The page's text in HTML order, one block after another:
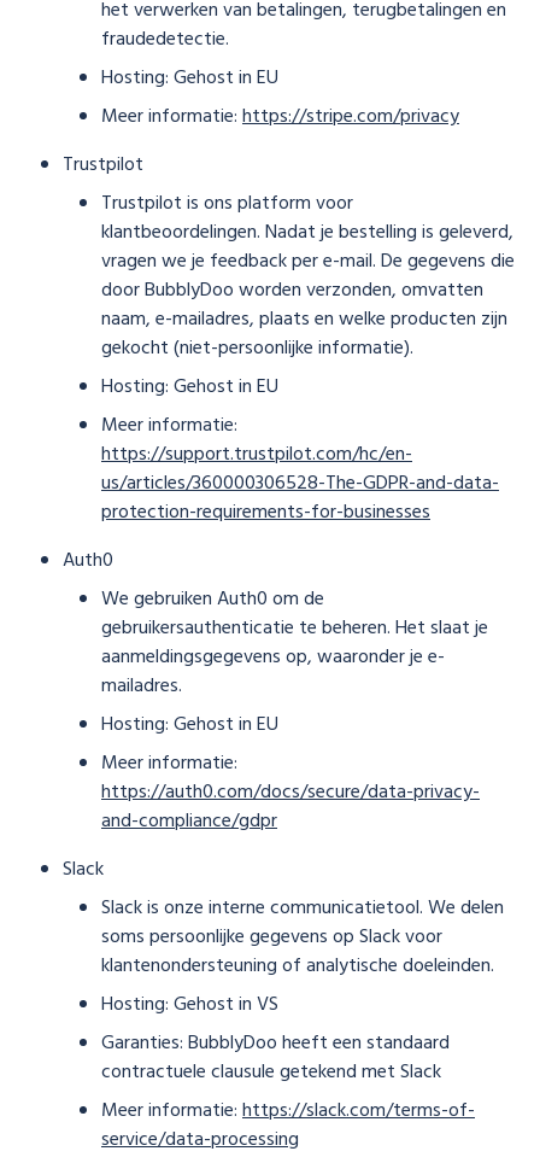
het verwerken van betalingen, terugbetalingen en
fraudedetectie.
Hosting: Gehost in EU
Meer informatie:https://stripe.com/privacy
Trustpilot
Trustpilot is ons platform voor
klantbeoordelingen. Nadat je bestelling is geleverd,
vragen we je feedback per e-mail. De gegevens die
door BubblyDoo worden verzonden, omvatten
naam, e-mailadres, plaats en welke producten zijn
gekocht (niet-persoonlijke informatie).
Hosting: Gehost in EU
Meer informatie:
https://support.trustpilot.com/hc/en-
us/articles/360000306528-The-GDPR-and-data-
protection-requirements-for-businesses
Auth0
We gebruiken Auth0 om de
gebruikersauthenticatie te beheren. Het slaat je
aanmeldingsgegevens op, waaronder je e-
mailadres.
Hosting: Gehost in EU
Meer informatie:
https://auth0.com/docs/secure/data-privacy-
and-compliance/gdpr
Slack
Slack is onze interne communicatietool. We delen
soms persoonlijke gegevens op Slack voor
klantenondersteuning of analytische doeleinden.
Hosting: Gehost in VS
Garanties: BubblyDoo heeft een standaard
contractuele clausule getekend met Slack
Meer informatie:https://slack.com/terms-of-
service/data-processing